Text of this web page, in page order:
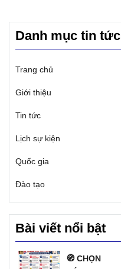
Danh mục tin tức
Trang chủ
Giới thiệu
Tin tức
Lịch sự kiện
Quốc gia
Đào tạo
Bài viết nổi bật
🧭 CHỌN